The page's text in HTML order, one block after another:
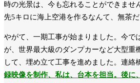
時の光景は、今も忘れることができませ
先5キロに海上空港を作るなんて、無茶
やがて、一期工事が始まりました。今で
が、世界最大級のダンプカーなど大型重
して、埋め立て工事を進めました。連絡
録映像を制作、私は、台本を担当。後に